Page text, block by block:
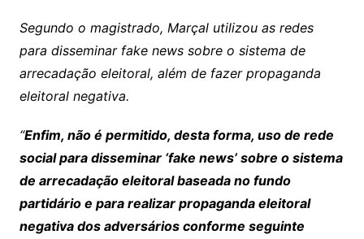
Segundo o magistrado, Marçal utilizou as redes
para disseminar fake news sobre o sistema de
arrecadação eleitoral, além de fazer propaganda
eleitoral negativa.
“Enfim, não é permitido, desta forma, uso de rede
social para disseminar ‘fake news’ sobre o sistema
de arrecadação eleitoral baseada no fundo
partidário e para realizar propaganda eleitoral
negativa dos adversários conforme seguinte